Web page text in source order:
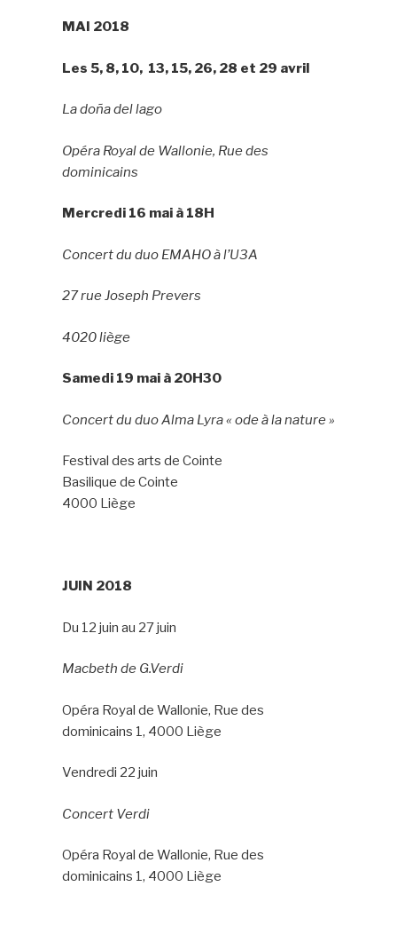
MAI 2018
Les 5, 8, 10, 13, 15, 26, 28 et 29 avril
La doña del lago
Opéra Royal de Wallonie, Rue des
dominicains
Mercredi 16 mai à 18H
Concert du duo EMAHO à l’U3A
27 rue Joseph Prevers
4020 liège
Samedi 19 mai à 20H30
Concert du duo Alma Lyra « ode à la nature »
Festival des arts de Cointe
Basilique de Cointe
4000 Liège
JUIN 2018
Du 12 juin au 27 juin
Macbeth de G.Verdi
Opéra Royal de Wallonie, Rue des
dominicains 1, 4000 Liège
Vendredi 22 juin
Concert Verdi
Opéra Royal de Wallonie, Rue des
dominicains 1, 4000 Liège